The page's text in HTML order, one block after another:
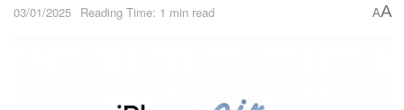
03/01/2025 Reading Time: 1 min read AA